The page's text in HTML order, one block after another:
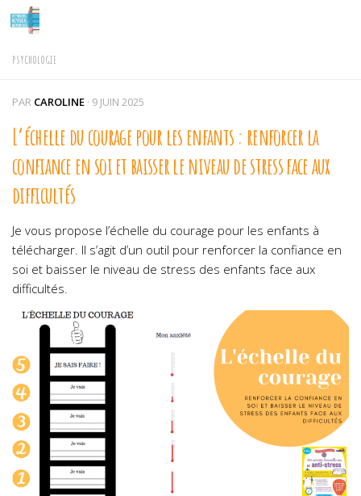
Skip to content
PSYCHOLOGIE
PAR CAROLINE · 9 JUIN 2025
L’échelle du courage pour les enfants : renforcer la
confiance en soi et baisser le niveau de stress face aux
difficultés
Je vous propose l’échelle du courage pour les enfants à
télécharger. Il s’agit d’un outil pour renforcer la confiance en
soi et baisser le niveau de stress des enfants face aux
difficultés.